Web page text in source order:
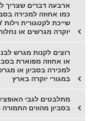
ארבעה דברים שצריך
כמו אחוזה למכירה
יוקרה מגרשים או
רוצים לקנות מגרש
או אחוזה מפוארת
למכירה בסביון או
במגורי יוקרה בארץ
מתלבטים לגבי
בסביון מהווים